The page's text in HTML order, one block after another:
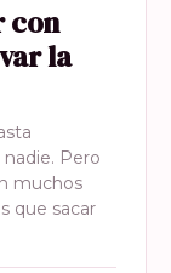
con
la
Pero
muchos
que sacar